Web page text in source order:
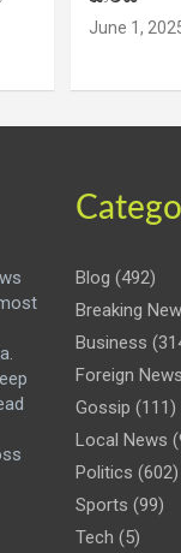
June 1,
Blog (492)
Breaking
Business
Foreign News
Gossip (111)
Local News
Politics (602)
Sports (99)
Tech (5)